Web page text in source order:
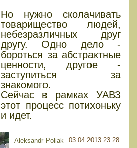
Но нужно сколачивать
товарищество людей,
небезразличных друг
другу. Одно дело -
бороться за абстрактные
ценности, другое -
заступиться за
знакомого.
Сейчас в рамках УАВЗ
этот процесс потихоньку
и идет.
Aleksandr Poliak
03.04.2013 23:28